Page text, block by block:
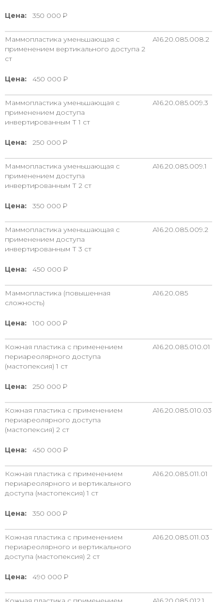
Цена: 350 000
Маммопластика уменьшающая с
применением вертикального доступа 2
ст
A16.20.085.008.2
Цена: 450 000
Маммопластика уменьшающая с
применением доступа
инвертированным Т 1 ст
A16.20.085.009.3
Цена: 250 000
Маммопластика уменьшающая с
применением доступа
инвертированным Т 2 ст
A16.20.085.009.1
Цена: 350 000
Маммопластика уменьшающая с
применением доступа
инвертированным Т 3 ст
A16.20.085.009.2
Цена: 450 000
Маммопластика (повышенная
сложность)
A16.20.085
Цена: 100 000
Кожная пластика с применением
периареолярного доступа
(мастопексия) 1 ст
A16.20.085.010.01
Цена: 250 000
Кожная пластика с применением
периареолярного доступа
(мастопексия) 2 ст
A16.20.085.010.03
Цена: 450 000
Кожная пластика с применением
периареолярного и вертикального
доступа (мастопексия) 1 ст
A16.20.085.011.01
Цена: 350 000
Кожная пластика с применением
периареолярного и вертикального
доступа (мастопексия) 2 ст
A16.20.085.011.03
Цена: 490 000